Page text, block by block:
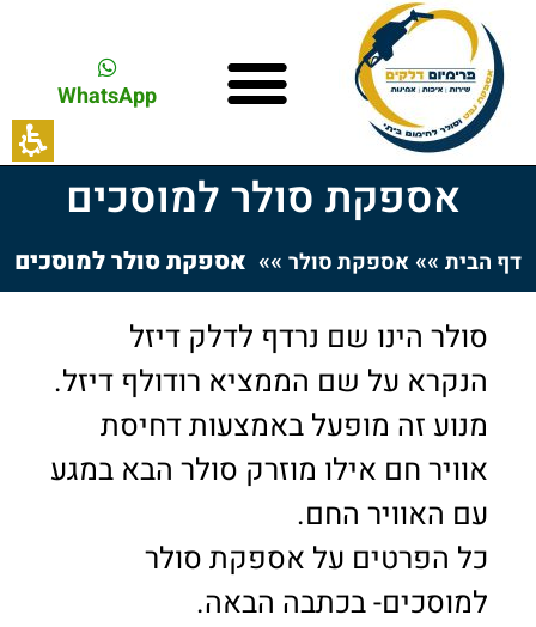
WhatsApp
אספקת סולר למוסכים
דף הבית »» אספקת סולר »» אספקת סולר למוסכים
סולר הינו שם נרדף לדלק דיזל
הנקרא על שם הממציא רודולף דיזל.
מנוע זה מופעל באמצעות דחיסת
אוויר חם אילו מוזרק סולר הבא במגע
עם האוויר החם.
כל הפרטים על אספקת סולר
למוסכים- בכתבה הבאה.